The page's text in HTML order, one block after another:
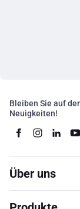
Bleiben Sie auf
Neuigkeiten!
Über uns